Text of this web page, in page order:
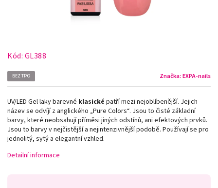
Kód: GL388
BEZ TPO Značka: EXPA-nails
UV/LED Gel laky barevné klasické patří mezi nejoblíbenější. Jejich
název se odvíjí z anglického „Pure Colors“. Jsou to čisté základní
barvy, které neobsahují příměsi jiných odstínů, ani efektových prvků.
Jsou to barvy v nejčistější a nejintenzivnější podobě. Používají se pro
jednolitý, sytý a elegantní vzhled.
Detailní informace